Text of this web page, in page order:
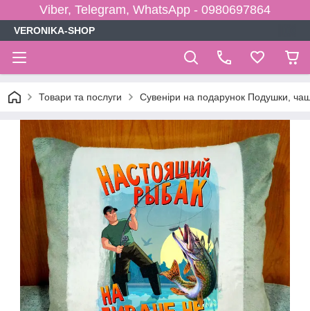
Viber, Telegram, WhatsApp - 0980697864
VERONIKA-SHOP
Товари та послуги Сувеніри на подарунок Подушки,